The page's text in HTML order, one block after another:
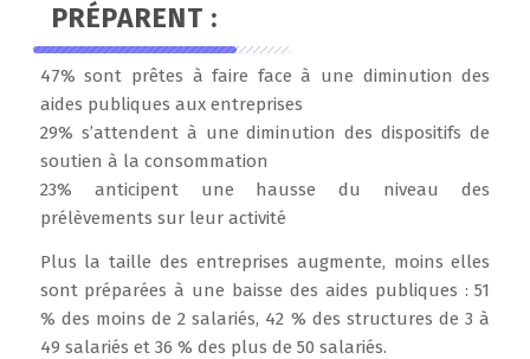
PRÉPARENT :
47% sont prêtes à faire face à une diminution des
aides publiques aux entreprises
29% s’attendent à une diminution des dispositifs de
soutien à la consommation
23% anticipent une hausse du niveau des
prélèvements sur leur activité
Plus la taille des entreprises augmente, moins elles
sont préparées à une baisse des aides publiques : 51
% des moins de 2 salariés, 42 % des structures de 3 à
49 salariés et 36 % des plus de 50 salariés.